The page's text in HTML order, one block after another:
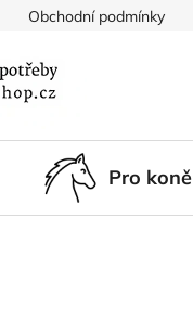
Obchodní podmínky
Pro koně